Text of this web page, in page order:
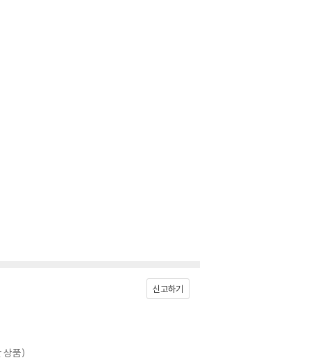
신고하기
상품)